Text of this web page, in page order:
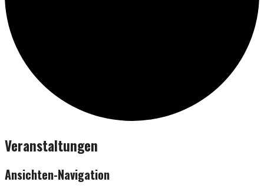
Veranstaltungen
Ansichten-Navigation